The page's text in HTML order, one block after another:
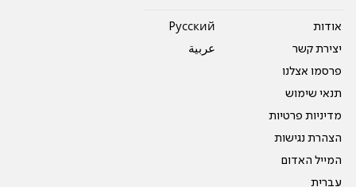
אודות
יצירת קשר
פרסמו אצלנו
תנאי שימוש
מדיניות פרטיות
הצהרת נגישות
המייל האדום
עברית
Pусский
عربية